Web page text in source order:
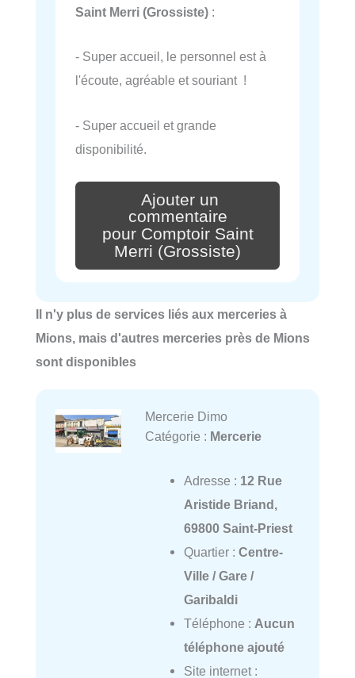
Saint Merri (Grossiste) :
- Super accueil, le personnel est à
l'écoute, agréable et souriant !
- Super accueil et grande
disponibilité.
Ajouter un
commentaire
pour Comptoir Saint
Merri (Grossiste)
Il n'y plus de services liés aux merceries à
Mions, mais d'autres merceries près de Mions
sont disponibles
Mercerie Dimo
Catégorie : Mercerie
Adresse : 12 Rue
Aristide Briand,
69800 Saint-Priest
Quartier : Centre-
Ville / Gare /
Garibaldi
Téléphone : Aucun
téléphone ajouté
Site internet :